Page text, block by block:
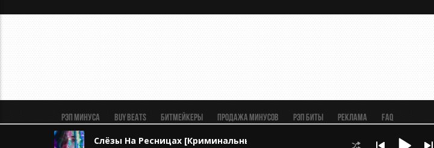
Слёзы На Ресницах [Криминальный Бит х Guf Type Beat | БИТ С ПРИПЕВОМ]
Рэп минуса BUY BEATS Битмейкеры Продажа минусов Рэп биты Реклама
FAQ
Пользовательское соглашение